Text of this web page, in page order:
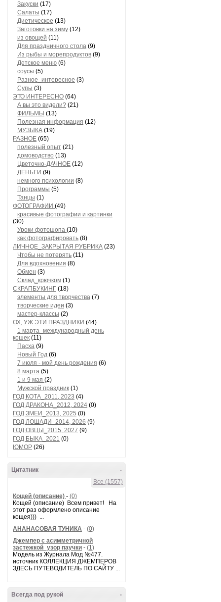
Закуски (17)
Салаты (17)
Диетическое (13)
Заготовки на зиму (12)
из овощей (11)
Для праздничного стола (9)
Из рыбы и морепродуктов (9)
Детское меню (6)
соусы (5)
Разное_интересное (3)
Супы (3)
ЭТО ИНТЕРЕСНО (64)
А вы это видели? (21)
ФИЛЬМЫ (13)
Полезная информация (12)
МУЗЫКА (19)
РАЗНОЕ (65)
полезный опыт (21)
домоводство (13)
Цветочно-ДАЧНОЕ (12)
ДЕНЬГИ (9)
немного психологии (8)
Программы (5)
Танцы (1)
ФОТОГРАФИИ (49)
красивые фотографии и картинки
(30)
Уроки фотошопа (10)
как фотографировать (8)
ЛИЧНОЕ_ЗАКРЫТАЯ РУБРИКА (23)
Чтобы не потерять (11)
Для вдохновения (8)
Обмен (3)
Склад_крючком (1)
СКРАПБУКИНГ (18)
элементы для творчества (7)
творческие идеи (3)
мастер-классы (2)
ОХ, УЖ ЭТИ ПРАЗДНИКИ (44)
1 марта_международный день
кошек (11)
Пасха (9)
Новый Год (6)
7 июля - мой день рождения (6)
8 марта (5)
1 и 9 мая (2)
Мужской праздник (1)
ГОД КОТА_2011, 2023 (4)
ГОД ДРАКОНА_2012, 2024 (0)
ГОД ЗМЕИ_2013, 2025 (0)
ГОД ЛОШАДИ_2014, 2026 (9)
ГОД ОВЦЫ_2015, 2027 (9)
ГОД БЫКА_2021 (0)
ЮМОР (26)
-
Цитатник
Все (1557)
Кощей (описание) - (0)
Кощей (описание) Всем привет! На
этот раз оформлено описание
кощея))) ...
АНАНАСОВАЯ ТУНИКА - (0)
Джемпер с асимметричной
застежкой_узор паучки - (1)
Модель из Журнала Мод №477.
источник КОЛЛЕКЦИЯ ДЖЕМПЕРОВ
ЗДЕСЬ ПУТЕВОДИТЕЛЬ ПО САЙТУ ...
-
Всегда под рукой